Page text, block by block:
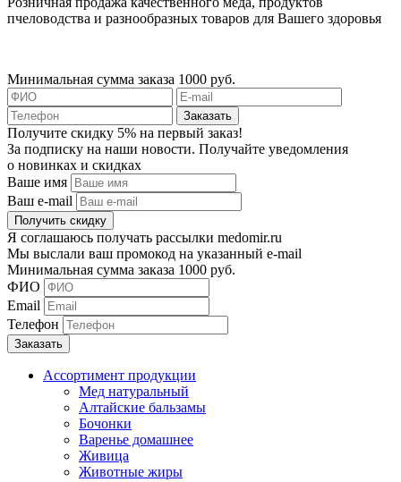
пчеловодства и разнообразных товаров для Вашего здоровья
Минимальная сумма заказа 1000 руб.
Получите скидку 5% на первый заказ!
За подписку на наши новости. Получайте уведомления
о новинках и скидках
Ваше имя
Ваш e-mail
Я соглашаюсь получать рассылки medomir.ru
Мы выслали ваш промокод на указанный e-mail
Минимальная сумма заказа 1000 руб.
ФИО
Email
Телефон
Ассортимент продукции
Мед натуральный
Алтайские бальзамы
Бочонки
Варенье домашнее
Живица
Животные жиры